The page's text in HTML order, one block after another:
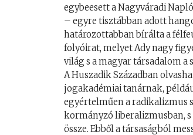
egybeesett a Nagyváradi
– egyre tisztábban adott
határozottabban bírálta a
folyóirat, melyet Ady nagy
világ s a magyar társadalom
A Huszadik Században
jogakadémiai tanárnak,
egyértelműen a radikalizmus
kormányzó liberalizmusban,
össze. Ebből a társaságból